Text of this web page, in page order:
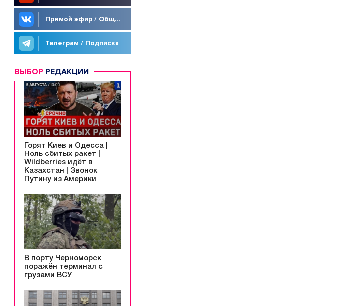
Прямой эфир / Общение
Телеграм / Подписка
ВЫБОР РЕДАКЦИИ
Горят Киев и Одесса |
Ноль сбитых ракет |
Wildberries идёт в
Казахстан | Звонок
Путину из Америки
В порту Черноморск
поражён терминал с
грузами ВСУ